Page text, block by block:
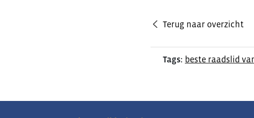
Terug naar overzicht
Tags: beste raadslid